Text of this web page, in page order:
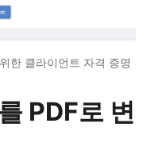
한 클라이언트 자격 증명
PDF로 변